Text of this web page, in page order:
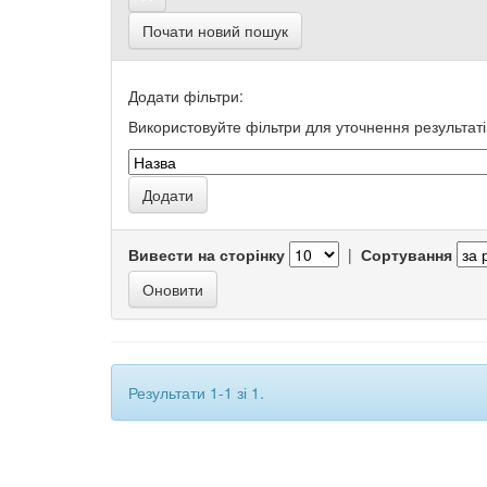
Почати новий пошук
Додати фільтри:
Використовуйте фільтри для уточнення
Вивести на сторінку | Сортування
Результати 1-1 зі 1.